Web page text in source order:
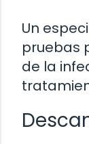
Un
pruebas
de la